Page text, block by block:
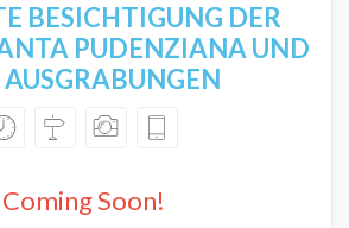
BESICHTIGUNG DER
PUDENZIANA UND
AUSGRABUNGEN
Coming Soon!